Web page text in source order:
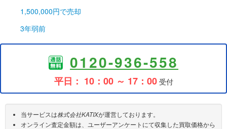
1,500,000円で売却
3年弱前
0120-936-558
平日： 10：00 ～ 17：00受付
当サービスは株式会社KATIXが運営しております。
オンライン査定金額は、ユーザーアンケートにて収集した買取価格から